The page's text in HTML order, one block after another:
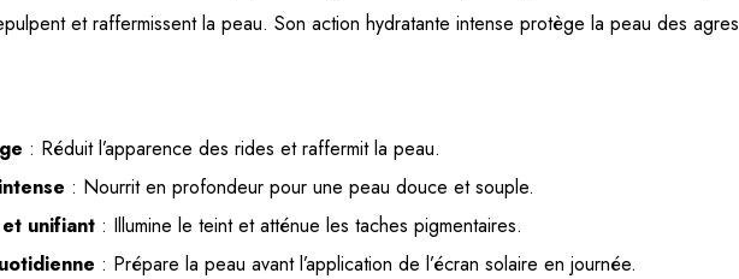
et raffermissent la peau. Son action hydratante intense protège la peau des
: Réduit l’apparence des rides et raffermit la peau.
: Nourrit en profondeur pour une peau douce et souple.
unifiant : Illumine le teint et atténue les taches pigmentaires.
: Prépare la peau avant l’application de l’écran solaire en journée.